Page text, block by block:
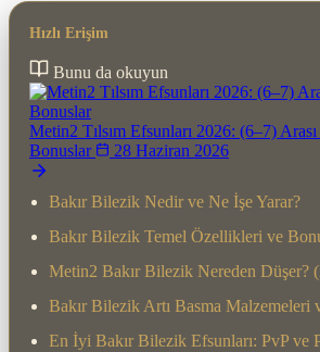
Hızlı Erişim
Bunu da okuyun
Metin2 Tılsım Efsunları 2026: (6–7)
Bonuslar
28 Haziran 2026
Bakır Bilezik Nedir ve Ne İşe Yarar?
Bakır Bilezik Temel Özellikleri ve
Metin2 Bakır Bilezik Nereden Düşer?
Bakır Bilezik Artı Basma Malzemeleri
En İyi Bakır Bilezik Efsunları: PvP ve